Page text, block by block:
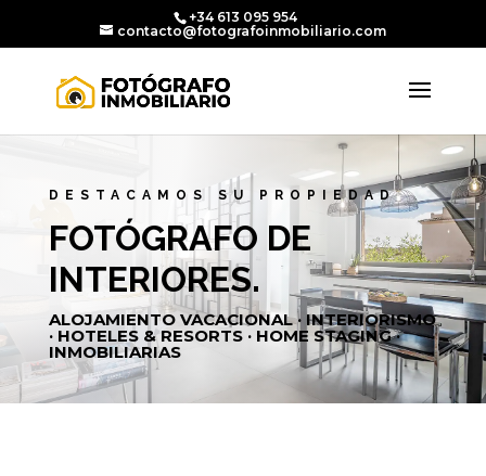
+34 613 095 954
contacto@fotografoinmobiliario.com
DESTACAMOS SU PROPIEDAD
FOTÓGRAFO DE
INTERIORES.
ALOJAMIENTO VACACIONAL · INTERIORISMO
· HOTELES & RESORTS · HOME STAGING ·
INMOBILIARIAS